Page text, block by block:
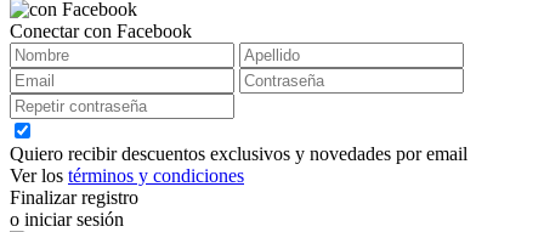
Conectar con Facebook
Quiero recibir descuentos exclusivos y novedades por email
Ver los términos y condiciones
Finalizar registro
o iniciar sesión